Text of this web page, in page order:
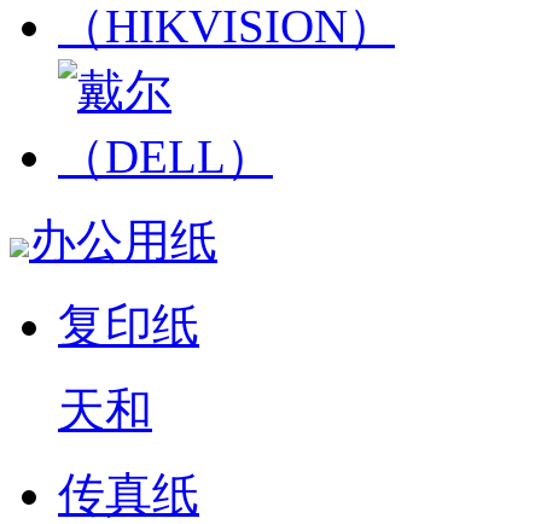
办公用纸
复印纸
天和
传真纸